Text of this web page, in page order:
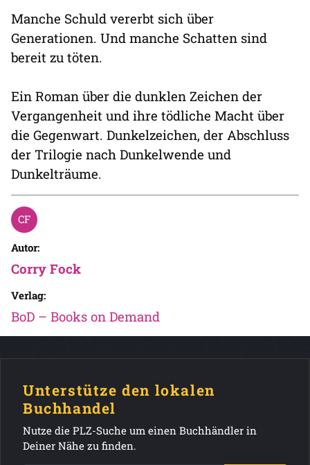
Manche Schuld vererbt sich über
Generationen. Und manche Schatten sind
bereit zu töten.
Ein Roman über die dunklen Zeichen der
Vergangenheit und ihre tödliche Macht über
die Gegenwart. Dunkelzeichen, der Abschluss
der Trilogie nach Dunkelwende und
Dunkelträume.
Autor:
Corry Fock
Verlag:
BoD – Books on Demand
Unterstütze den lokalen
Buchhandel
Nutze die PLZ-Suche um einen Buchhändler in
Deiner Nähe zu finden.